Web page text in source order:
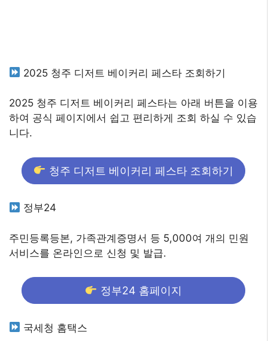
2025 청주 디저트 베이커리 페스타 조회하기
2025 청주 디저트 베이커리 페스타는 아래 버튼을 이용
하여 공식 페이지에서 쉽고 편리하게 조회 하실 수 있습
니다.
청주 디저트 베이커리 페스타 조회하기
정부24
주민등록등본, 가족관계증명서 등 5,000여 개의 민원
서비스를 온라인으로 신청 및 발급.
정부24 홈페이지
국세청 홈택스